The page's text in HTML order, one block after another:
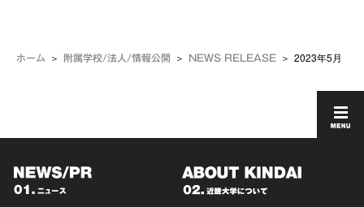
ホーム 附属学校/法人/情報公開 NEWS RELEASE 2023年5月